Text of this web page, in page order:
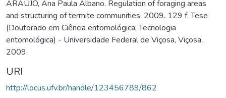
ARAÚJO, Ana Paula Albano. Regulation of foraging areas
and structuring of termite communities. 2009. 129 f. Tese
(Doutorado em Ciência entomológica; Tecnologia
entomológica) - Universidade Federal de Viçosa, Viçosa,
2009.
URI
http://locus.ufv.br/handle/123456789/862